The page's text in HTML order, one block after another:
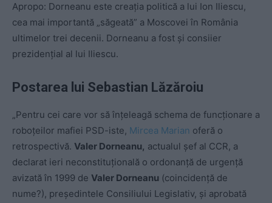
Apropo: Dorneanu este creația politică a lui Ion Iliescu,
cea mai importantă „săgeată” a Moscovei în România
ultimelor trei decenii. Dorneanu a fost și consiier
prezidențial al lui Iliescu.
Postarea lui Sebastian Lăzăroiu
„Pentru cei care vor să înțeleagă schema de funcționare a
roboțeilor mafiei PSD-iste, Mircea Marian oferă o
retrospectivă. Valer Dorneanu, actualul șef al CCR, a
declarat ieri neconstituțională o ordonanță de urgență
avizată în 1999 de Valer Dorneanu (coincidență de
nume?), președintele Consiliului Legislativ, și aprobată